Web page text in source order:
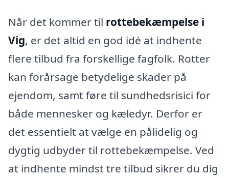
Når det kommer til rottebekæmpelse i
Vig, er det altid en god idé at indhente
flere tilbud fra forskellige fagfolk. Rotter
kan forårsage betydelige skader på
ejendom, samt føre til sundhedsrisici for
både mennesker og kæledyr. Derfor er
det essentielt at vælge en pålidelig og
dygtig udbyder til rottebekæmpelse. Ved
at indhente mindst tre tilbud sikrer du dig